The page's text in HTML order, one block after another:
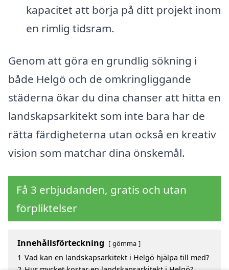
kapacitet att börja på ditt projekt inom
en rimlig tidsram.
Genom att göra en grundlig sökning i
både Helgö och de omkringliggande
städerna ökar du dina chanser att hitta en
landskapsarkitekt som inte bara har de
rätta färdigheterna utan också en kreativ
vision som matchar dina önskemål.
Få 3 erbjudanden, gratis och utan
förpliktelser
Innehållsförteckning gömma
1 Vad kan en landskapsarkitekt i Helgö hjälpa till med?